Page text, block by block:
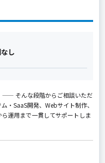
し
—— そんな段階からご相談いただ
・SaaS開発、Webサイト制作、
運用まで一貫してサポートしま